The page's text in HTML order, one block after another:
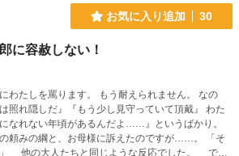
お気に入り追加 30
に容赦しない！
す。 もう耐えられません。 なの
れ隠しだ』『もう少し見守っていて頂戴』 わた
なれない年頃があるんだよ……』というばかり。
みの綱と、お母様に訴えたのですが……。 「そ
す